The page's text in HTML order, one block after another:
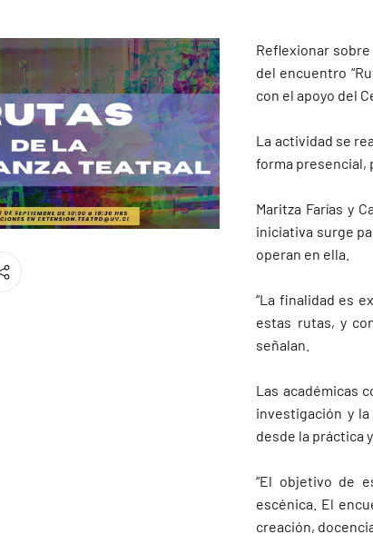
Reflexionar
del encuentro
con el apoyo del
La actividad se
forma presencial,
Maritza Farías y
iniciativa surge
operan en ella.
“La finalidad es
estas rutas, y
señalan.
Las académicas
investigación y
desde la práctica
“El objetivo de
escénica. El
creación,